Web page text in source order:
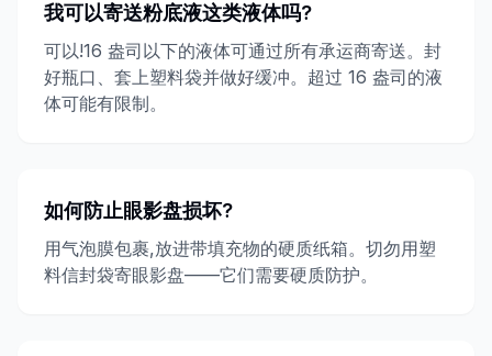
我可以寄送粉底液这类液体吗?
可以!16 盎司以下的液体可通过所有承运商寄送。封
好瓶口、套上塑料袋并做好缓冲。超过 16 盎司的液
体可能有限制。
如何防止眼影盘损坏?
用气泡膜包裹,放进带填充物的硬质纸箱。切勿用塑
料信封袋寄眼影盘——它们需要硬质防护。